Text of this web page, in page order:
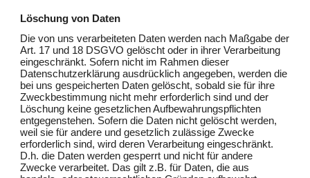
Löschung von Daten
Die von uns verarbeiteten Daten werden nach Maßgabe der
Art. 17 und 18 DSGVO gelöscht oder in ihrer Verarbeitung
eingeschränkt. Sofern nicht im Rahmen dieser
Datenschutzerklärung ausdrücklich angegeben, werden die
bei uns gespeicherten Daten gelöscht, sobald sie für ihre
Zweckbestimmung nicht mehr erforderlich sind und der
Löschung keine gesetzlichen Aufbewahrungspflichten
entgegenstehen. Sofern die Daten nicht gelöscht werden,
weil sie für andere und gesetzlich zulässige Zwecke
erforderlich sind, wird deren Verarbeitung eingeschränkt.
D.h. die Daten werden gesperrt und nicht für andere
Zwecke verarbeitet. Das gilt z.B. für Daten, die aus